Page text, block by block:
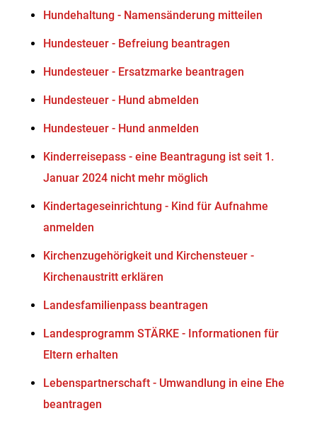
Hundehaltung - Namensänderung mitteilen
Hundesteuer - Befreiung beantragen
Hundesteuer - Ersatzmarke beantragen
Hundesteuer - Hund abmelden
Hundesteuer - Hund anmelden
Kinderreisepass - eine Beantragung ist seit 1.
Januar 2024 nicht mehr möglich
Kindertageseinrichtung - Kind für Aufnahme
anmelden
Kirchenzugehörigkeit und Kirchensteuer -
Kirchenaustritt erklären
Landesfamilienpass beantragen
Landesprogramm STÄRKE - Informationen für
Eltern erhalten
Lebenspartnerschaft - Umwandlung in eine Ehe
beantragen